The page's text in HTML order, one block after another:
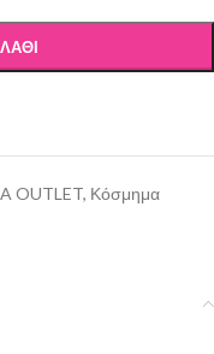
OUTLET, Κόσμημα